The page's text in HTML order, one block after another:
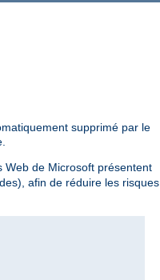
supprimé par le
Web de Microsoft présentent
afin de réduire les risques